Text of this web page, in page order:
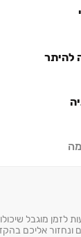
והן בשל תכנון
מהנוף
הלובי
נהנים מחיבור
‏– מתחם
להיתר
לזמן מוגבל
ונחזור אליכם